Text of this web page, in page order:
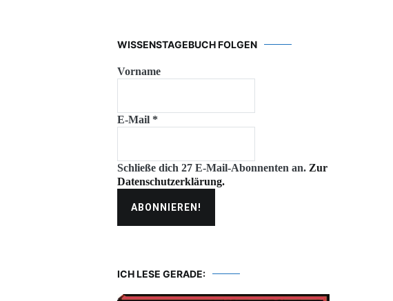
WISSENSTAGEBUCH FOLGEN
Vorname
E-Mail *
Schließe dich 27 E-Mail-Abonnenten an. Zur
Datenschutzerklärung.
ICH LESE GERADE: